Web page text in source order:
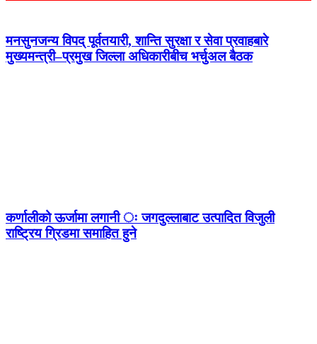
मनसुनजन्य विपद् पूर्वतयारी, शान्ति सुरक्षा र सेवा प्रवाहबारे
मुख्यमन्त्री–प्रमुख जिल्ला अधिकारीबीच भर्चुअल बैठक
कर्णालीको ऊर्जामा लगानी ः जगदुल्लाबाट उत्पादित विजुली
राष्ट्रिय ग्रिडमा समाहित हुने